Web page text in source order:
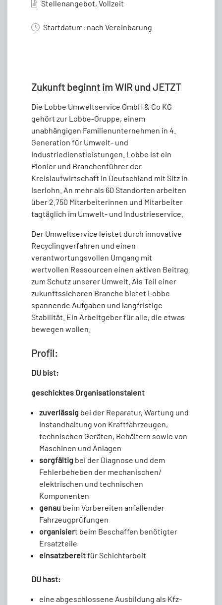
Stellenangebot, Vollzeit
Startdatum: nach Vereinbarung
Zukunft beginnt im WIR und JETZT
Die Lobbe Umweltservice GmbH & Co KG
gehört zur Lobbe-Gruppe, einem
unabhängigen Familienunternehmen in 4.
Generation für Umwelt- und
Industriedienstleistungen. Lobbe ist ein
Pionier und Branchenführer der
Kreislaufwirtschaft in Deutschland mit Sitz in
Iserlohn. An mehr als 60 Standorten arbeiten
über 2.750 Mitarbeiterinnen und Mitarbeiter
tagtäglich im Umwelt- und Industrieservice.
Der Umweltservice leistet durch innovative
Recyclingverfahren und einen
verantwortungsvollen Umgang mit
wertvollen Ressourcen einen aktiven Beitrag
zum Schutz unserer Umwelt. Als Teil einer
zukunftssicheren Branche bietet Lobbe
spannende Aufgaben und langfristige
Stabilität. Ein Arbeitgeber für alle, die etwas
bewegen wollen.
Profil:
DU bist:
geschicktes Organisationstalent
zuverlässig bei der Reparatur, Wartung und
Instandhaltung von Kraftfahrzeugen,
technischen Geräten, Behältern sowie von
Maschinen und Anlagen
sorgfältig bei der Diagnose und dem
Fehlerbeheben der mechanischen/
elektrischen und technischen
Komponenten
genau beim Vorbereiten anfallender
Fahrzeugprüfungen
organisiert beim Beschaffen benötigter
Ersatzteile
einsatzbereitfür Schichtarbeit
DU hast:
eine abgeschlossene Ausbildung als Kfz-